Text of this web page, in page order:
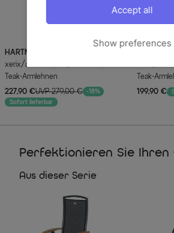
HARTMAN
xerix/anthrazit, Alu/Textilene, mit
Teak-Armlehnen
227,90 €UVP 279,00 € -18%
Sofort lieferbar
xerix/
Teak-
199,90 €
Perfektionieren Sie Ihren
Aus dieser Serie
Show preferences
Accept all